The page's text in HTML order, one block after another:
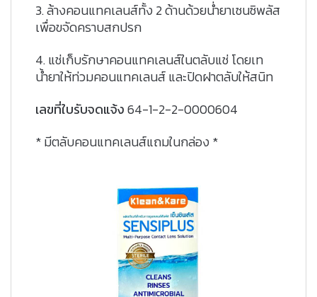
3. ล้างคอนแทคเลนส์ทั้ง 2 ด้านด้วยน่ำยาเซนซิพลัส
เพื่อขจัดคราบสกปรก
4. แช่เก็บรักษาคอนแทคเลนส์ในตลับแช่ โดยเท
น้ำยาให้ท่วมคอนแทคเลนส์ และปิดฝาตลับให้สนิท
เลขที่ใบรับจดแจ้ง64-1-2-2-0000604
* มีตลับคอนแทคเลนส์แถมในกล่อง *